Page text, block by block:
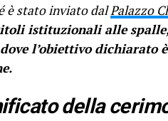
è stato inviato dalPalazzo
istituzionali alle
l’obiettivo dichiarato
della